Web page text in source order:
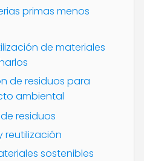
primas menos
de materiales
de residuos para
ambiental
residuos
reutilización
sostenibles